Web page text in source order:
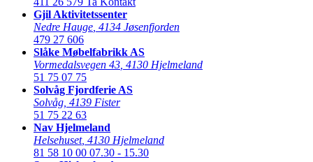
Gjil Aktivitetssenter
Nedre Hauge 4134 Jøsenfjorden
479 27 606
Slåke Møbelfabrikk AS
Vormedalsvegen 43 4130 Hjelmeland
51 75 07 75
Solvåg Fjordferie AS
Solvåg 4139 Fister
51 75 22 63
Nav Hjelmeland
Helsehuset, 4130 Hjelmeland
81 58 10 00 07.30 - 15.30